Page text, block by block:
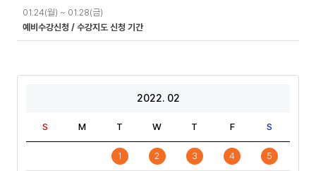
01.24(월) ~ 01.28(금)
예비수강신청 / 수강지도 신청 기간
2022. 02
S M T W T F S
1 2 3 4 5